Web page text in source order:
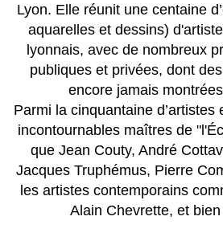
Lyon. Elle réunit une centaine
aquarelles et dessins)
lyonnais, avec de nombreux
publiques et privées, dont
encore jamais
Parmi la cinquantaine d’artistes
incontournables maîtres de
que Jean Couty, André
Jacques Truphémus, Pierre
les artistes contemporains
Alain Chevrette, et